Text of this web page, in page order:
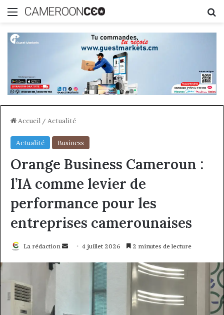
Menu
Accueil / Actualité
Actualité Business
Orange Business Cameroun :
l’IA comme levier de
performance pour les
entreprises camerounaises
La rédaction
Envoyer4 juillet 2026 2 minutes de lecture